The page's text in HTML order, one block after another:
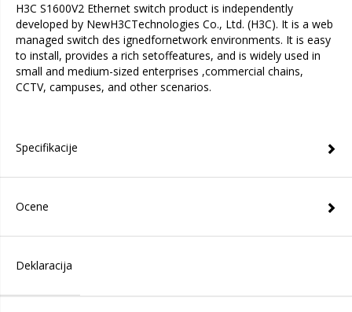
H3C S1600V2 Ethernet switch product is independently
developed by NewH3CTechnologies Co., Ltd. (H3C). It is a web
managed switch des ignedfornetwork environments. It is easy
to install, provides a rich setoffeatures, and is widely used in
small and medium-sized enterprises ,commercial chains,
CCTV, campuses, and other scenarios.
Specifikacije
Ocene
Deklaracija